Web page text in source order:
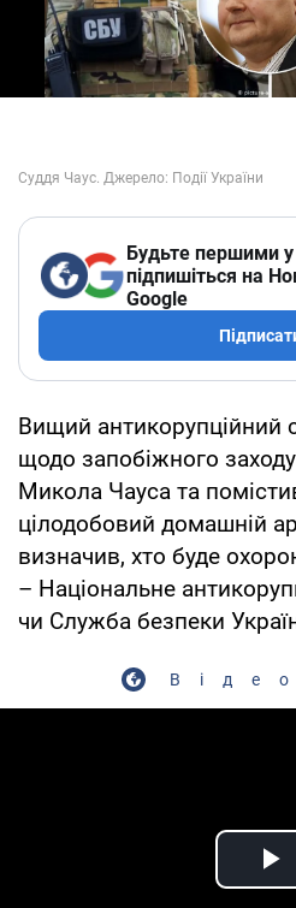
Будьте першими у
підпишіться на
Google
Вищий антикорупційний
щодо запобіжного
Микола Чауса та
цілодобовий домашній
визначив, хто буде
– Національне
чи Служба безпеки